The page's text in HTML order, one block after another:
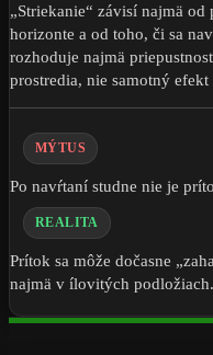
„Striekanie“ závisí najmä
horizonte a od toho, či sa
rozhoduje najmä
prostredia, nie samotný
MÝTUS
Po navŕtaní studne nie je
REALITA
Prítok sa môže dočasne
najmä v ílovitých podložiach.